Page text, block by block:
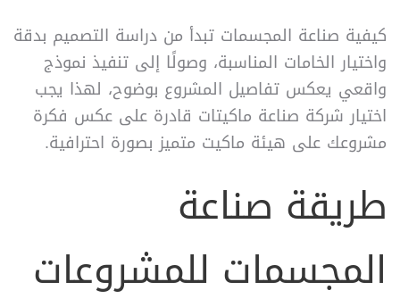
كيفية صناعة المجسمات تبدأ من دراسة التصميم بدقة
واختيار الخامات المناسبة، وصولًا إلى تنفيذ نموذج
واقعي يعكس تفاصيل المشروع بوضوح، لهذا يجب
اختيار شركة صناعة ماكيتات قادرة على عكس فكرة
مشروعك على هيئة ماكيت متميز بصورة احترافية.
طريقة صناعة
المجسمات للمشروعات